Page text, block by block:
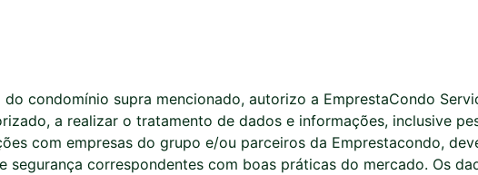
condomínio supra mencionado, autorizo a EmprestaCondo
a realizar o tratamento de dados e informações, inclusive
com empresas do grupo e/ou parceiros da Emprestacondo,
segurança correspondentes com boas práticas do mercado. Os